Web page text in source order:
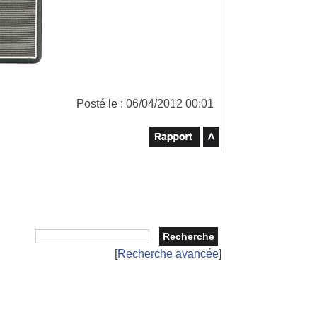
Posté le : 06/04/2012 00:01
[Recherche avancée]